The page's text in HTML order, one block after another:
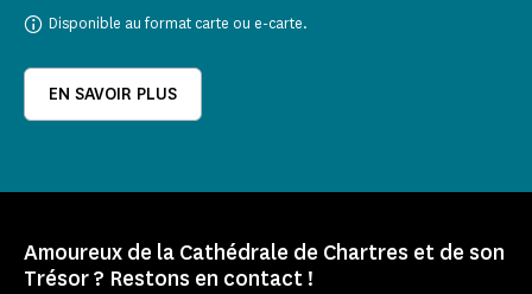
Disponible au format carte ou e-carte.
EN SAVOIR PLUS
Amoureux de la Cathédrale de Chartres et de son
Trésor ? Restons en contact !